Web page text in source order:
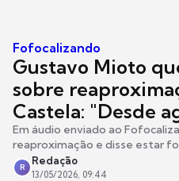
Fofocalizando
Gustavo Mioto
sobre
Castela: "Desde
Em áudio enviado ao
reaproximação e disse estar
R
Redação
13/05/2026, 09:44